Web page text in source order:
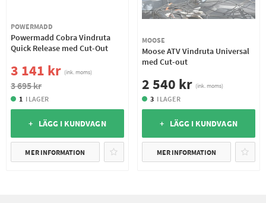
POWERMADD
Powermadd Cobra Vindruta
Quick Release med Cut-Out
3 141 kr (ink. moms)
3 695 kr
1 I LAGER
+ LÄGG I KUNDVAGN
MER INFORMATION
MOOSE
Moose ATV Vindruta Universal
med Cut-out
2 540 kr (ink. moms)
3 I LAGER
+ LÄGG I KUNDVAGN
MER INFORMATION